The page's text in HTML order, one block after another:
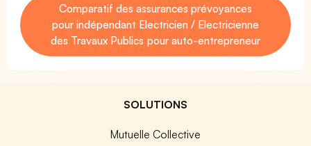
Comparatif des assurances prévoyances
pour indépendant Electricien / Electricienne
des Travaux Publics pour auto-entrepreneur
SOLUTIONS
Mutuelle Collective